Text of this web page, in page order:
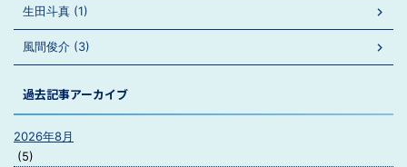
生田斗真 (1)
風間俊介 (3)
過去記事アーカイブ
2026年8月
(5)